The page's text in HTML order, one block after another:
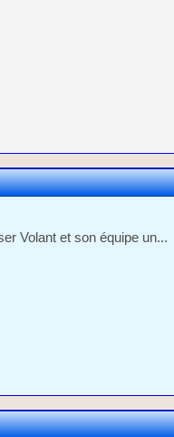
Volant et son équipe un...